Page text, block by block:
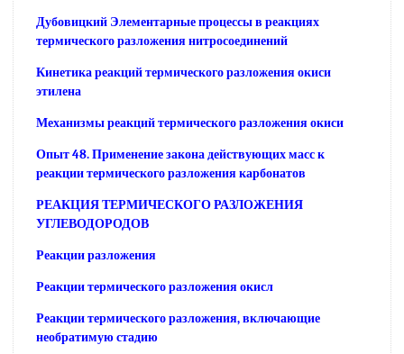
Дубовицкий Элементарные процессы в реакциях
термического разложения нитросоединений
Кинетика реакций термического разложения окиси
этилена
Механизмы реакций термического разложения окиси
Опыт 48. Применение закона действующих масс к
реакции термического разложения карбонатов
РЕАКЦИЯ ТЕРМИЧЕСКОГО РАЗЛОЖЕНИЯ
УГЛЕВОДОРОДОВ
Реакции разложения
Реакции термического разложения окисл
Реакции термического разложения, включающие
необратимую стадию